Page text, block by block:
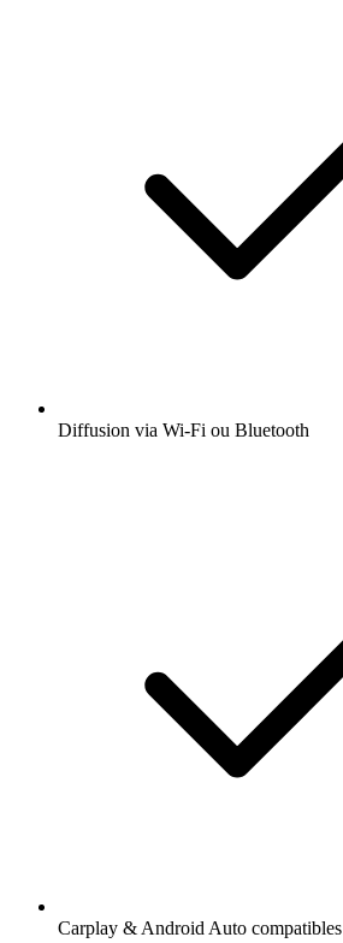
Diffusion via Wi-Fi ou Bluetooth
Carplay & Android Auto compatibles